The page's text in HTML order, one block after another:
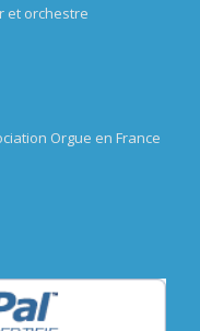
et orchestre
Orgue en France